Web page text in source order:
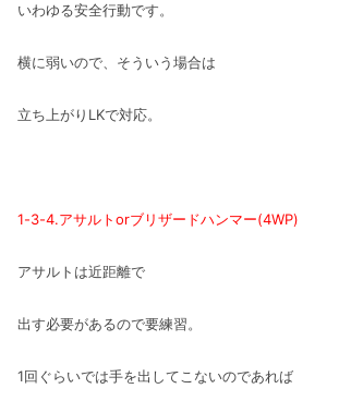
いわゆる安全行動です。
横に弱いので、そういう場合は
立ち上がりLKで対応。
1-3-4.アサルトorブリザードハンマー(4WP)
アサルトは近距離で
出す必要があるので要練習。
1回ぐらいでは手を出してこないのであれば